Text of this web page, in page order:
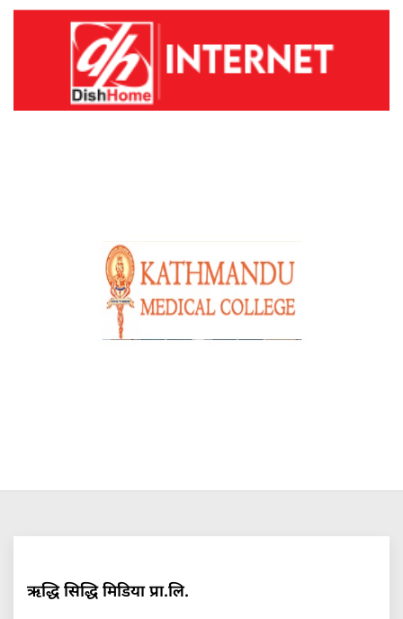
ऋद्धि सिद्धि मिडिया प्रा.लि.